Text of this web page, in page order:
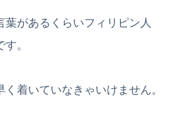
があるくらいフィリピン人
。
着いていなきゃいけません。